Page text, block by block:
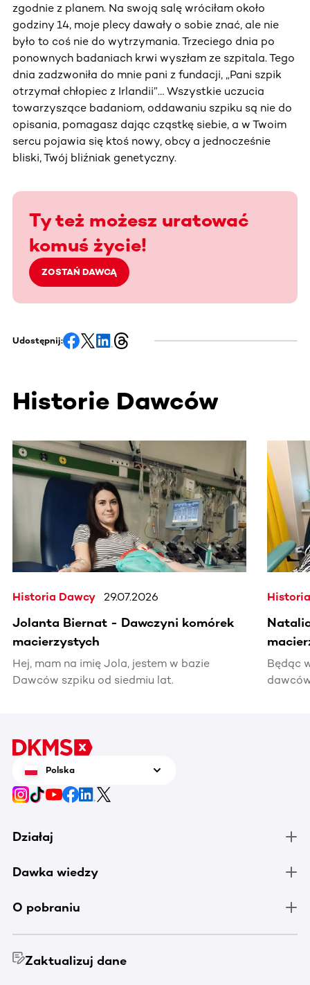
zgodnie z planem. Na swoją salę wróciłam około
godziny 14, moje plecy dawały o sobie znać, ale nie
było to coś nie do wytrzymania. Trzeciego dnia po
ponownych badaniach krwi wyszłam ze szpitala. Tego
dnia zadzwoniła do mnie pani z fundacji, „Pani szpik
otrzymał chłopiec z Irlandii”… Wszystkie uczucia
towarzyszące badaniom, oddawaniu szpiku są nie do
opisania, pomagasz dając cząstkę siebie, a w Twoim
sercu pojawia się ktoś nowy, obcy a jednocześnie
bliski, Twój bliźniak genetyczny.
Ty też możesz uratować
komuś życie!
ZOSTAŃ DAWCĄ
Udostępnij:
Historie Dawców
Ta sekcja zawiera treści przewijane w poziomie. Użyj
Historia Dawcy 29.07.2026
Jolanta Biernat - Dawczyni komórek
macierzystych
Hej, mam na imię Jola, jestem w bazie
Dawców szpiku od siedmiu lat.
Będąc
Polska
Działaj
Dawka wiedzy
O pobraniu
Zaktualizuj dane